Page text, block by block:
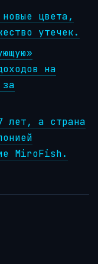
цвета,
утечек.
на
лет, а страна
MiroFish.